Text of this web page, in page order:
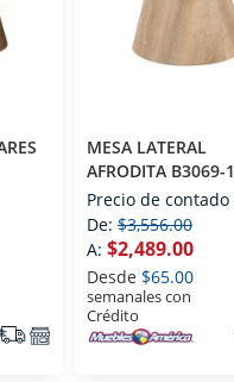
MESA LATERAL
AFRODITA B3069-1
CONTEMPORANEO
Precio de contado
De:$3,556.00
A: $2,489.00
Desde $65.00
semanales con
Crédito